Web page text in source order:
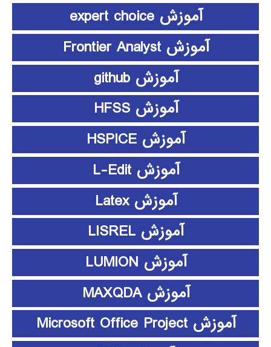
آموزش expert choice
آموزش Frontier Analyst
آموزش github
آموزش HFSS
آموزش HSPICE
آموزش L-Edit
آموزش Latex
آموزش LISREL
آموزش LUMION
آموزش MAXQDA
آموزش Microsoft Office Project